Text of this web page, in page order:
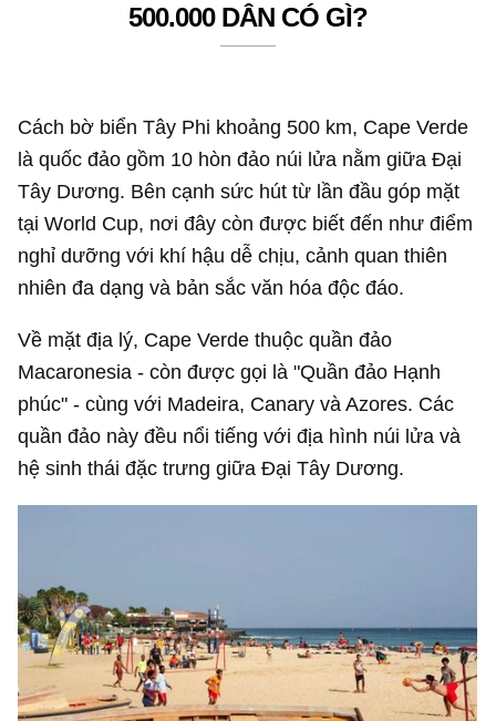
500.000 DÂN CÓ GÌ?
Cách bờ biển Tây Phi khoảng 500 km, Cape Verde
là quốc đảo gồm 10 hòn đảo núi lửa nằm giữa Đại
Tây Dương. Bên cạnh sức hút từ lần đầu góp mặt
tại World Cup, nơi đây còn được biết đến như điểm
nghỉ dưỡng với khí hậu dễ chịu, cảnh quan thiên
nhiên đa dạng và bản sắc văn hóa độc đáo.
Về mặt địa lý, Cape Verde thuộc quần đảo
Macaronesia - còn được gọi là "Quần đảo Hạnh
phúc" - cùng với Madeira, Canary và Azores. Các
quần đảo này đều nổi tiếng với địa hình núi lửa và
hệ sinh thái đặc trưng giữa Đại Tây Dương.